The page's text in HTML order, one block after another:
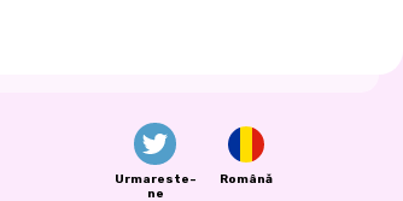
Urmareste-
ne
Română